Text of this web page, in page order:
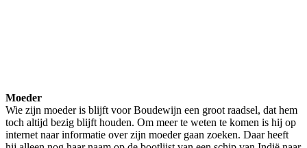
Moeder
Wie zijn moeder is blijft voor Boudewijn een groot raadsel, dat hem
toch altijd bezig blijft houden. Om meer te weten te komen is hij op
internet naar informatie over zijn moeder gaan zoeken. Daar heeft